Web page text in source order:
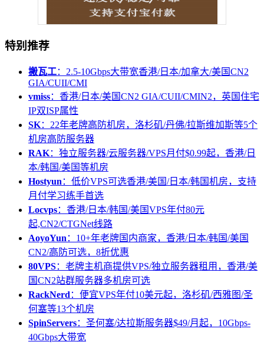
特别推荐
搬瓦工：2.5-10Gbps大带宽香港/日本/加拿大/美国CN2
GIA/CUII/CMI
vmiss：香港/日本/美国CN2 GIA/CUII/CMIN2，英国住宅
IP双ISP属性
SK：22年老牌高防机房，洛杉矶/丹佛/拉斯维加斯等5个
机房高防服务器
RAK：独立服务器/云服务器/VPS月付$0.99起，香港/日
本/韩国/美国等机房
Hostyun ：低价VPS可选香港/美国/日本/韩国机房，支持
月付学习练手首选
Locvps：香港/日本/韩国/美国VPS年付80元
起,CN2/CTGNet线路
AoyoYun ：10+年老牌国内商家，香港/日本/韩国/美国
CN2/高防可选，8折优惠
80VPS：老牌主机商提供VPS/独立服务器租用，香港/美
国CN2站群服务器多机房可选
RackNerd ：便宜VPS年付10美元起，洛杉矶/西雅图/圣
何塞等13个机房
SpinServers：圣何塞/达拉斯服务器$49/月起，10Gbps-
40Gbps大带宽